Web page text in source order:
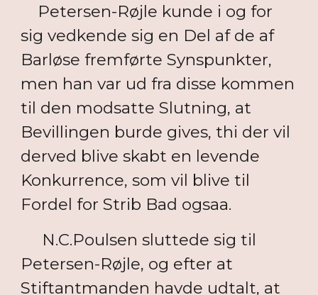
Petersen-Røjle kunde i og for
sig vedkende sig en Del af de af
Barløse fremførte Synspunkter,
men han var ud fra disse kommen
til den modsatte Slutning, at
Bevillingen burde gives, thi der vil
derved blive skabt en levende
Konkurrence, som vil blive til
Fordel for Strib Bad ogsaa.
N.C.Poulsen sluttede sig til
Petersen-Røjle, og efter at
Stiftantmanden havde udtalt, at